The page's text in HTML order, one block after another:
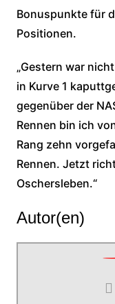
Bonuspunkte für
Positionen.
„Gestern war
in Kurve 1
gegenüber der
Rennen bin ich
Rang zehn
Rennen. Jetzt
Oschersleben.“
Autor(en)